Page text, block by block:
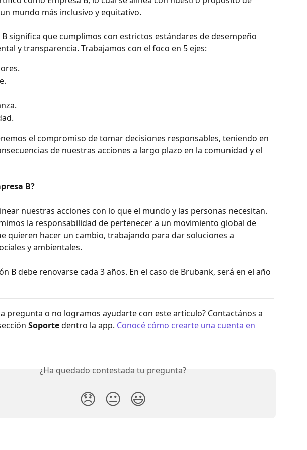
mundo más inclusivo y equitativo.
B significa que cumplimos con estrictos estándares de desempeño
y transparencia. Trabajamos con el foco en 5 ejes:
el compromiso de tomar decisiones responsables, teniendo en
de nuestras acciones a largo plazo en la comunidad y el
B?
nuestras acciones con lo que el mundo y las personas necesitan.
la responsabilidad de pertenecer a un movimiento global de
quieren hacer un cambio, trabajando para dar soluciones a
y ambientales.
B debe renovarse cada 3 años. En el caso de Brubank, será en el año
pregunta o no logramos ayudarte con este artículo? Contactános a
Soporte dentro la app. Conocé cómo crearte una cuenta en
¿Ha quedado contestada tu pregunta?
😞 😐 😃